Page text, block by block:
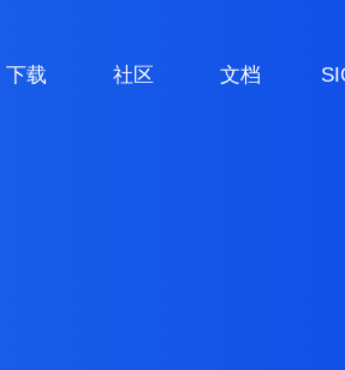
下载 社区 文档